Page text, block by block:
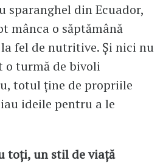
sparanghel din Ecuador,
mânca o săptămână
fel de nutritive. Și nici nu
o turmă de bivoli
totul ține de propriile
ideile pentru a le
toți, un stil de viață